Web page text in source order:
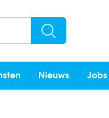
Search
Nieuws Jobs